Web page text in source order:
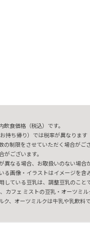
食価格（税込）です。
持ち帰り）では税率が異なりま
の制限をさせていただく場合がござ
がございます。
異なる場合、お取扱いのない場合
る画像・イラストはイメージを含み
している豆乳は、調整豆乳のことで
カフェ ミストの豆乳・オーツミ
ク、オーツミルクは牛乳や乳飲料